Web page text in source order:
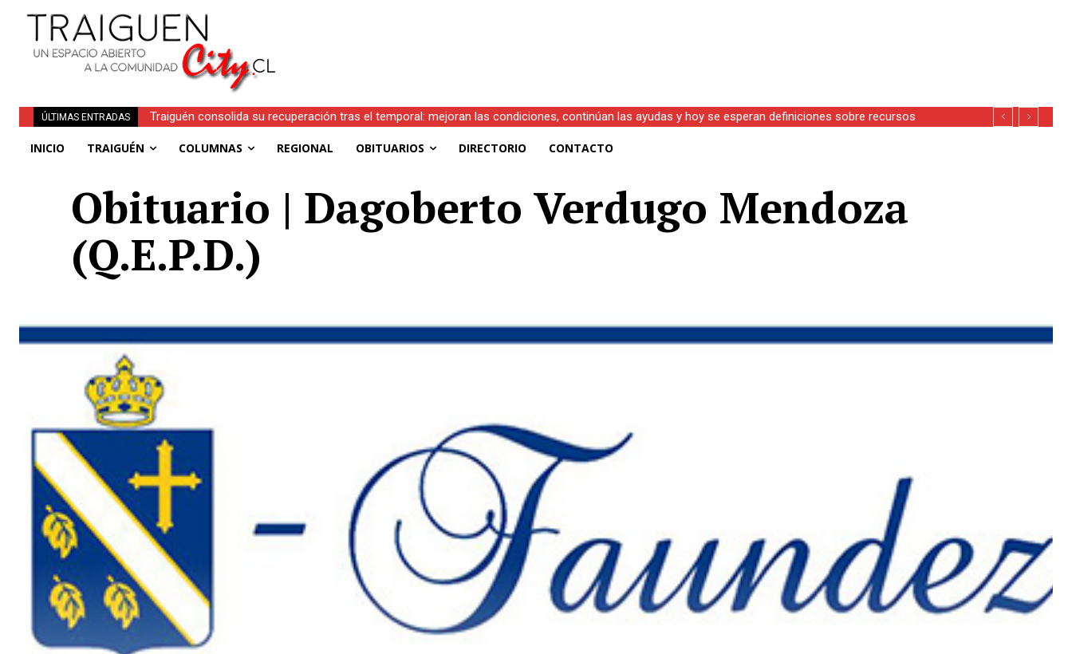
ÚLTIMAS ENTRADAS
Traiguén consolida su recuperación tras el temporal: mejoran las condiciones, continúan las ayudas y hoy se esperan definiciones sobre recursos
INICIO TRAIGUÉN COLUMNAS REGIONAL OBITUARIOS DIRECTORIO CONTACTO
Obituario | Dagoberto Verdugo Mendoza
(Q.E.P.D.)